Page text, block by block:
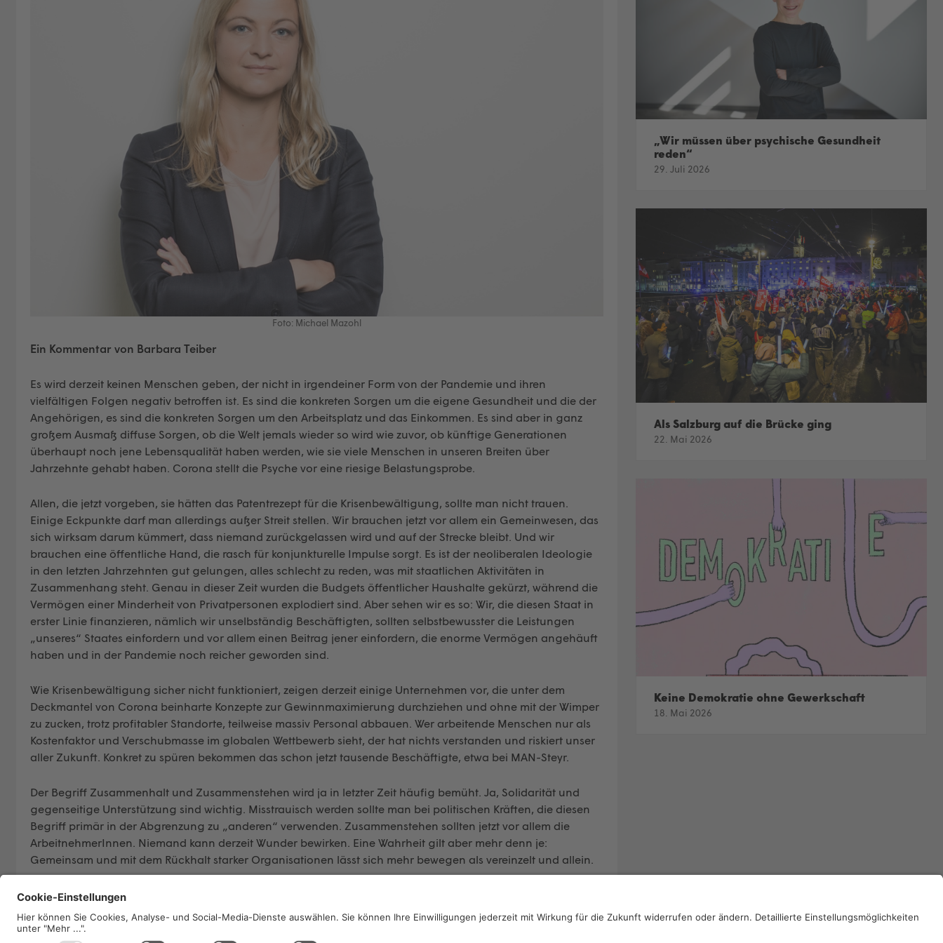
Foto: Michael Mazohl
Ein Kommentar von Barbara Teiber
Es wird derzeit keinen Menschen geben, der nicht in irgendeiner Form von der Pandemie und ihren
vielfältigen Folgen negativ betroffen ist. Es sind die konkreten Sorgen um die eigene Gesundheit und die der
Angehörigen, es sind die konkreten Sorgen um den Arbeitsplatz und das Einkommen. Es sind aber in ganz
großem Ausmaß diffuse Sorgen, ob die Welt jemals wieder so wird wie zuvor, ob künftige Generationen
überhaupt noch jene Lebensqualität haben werden, wie sie viele Menschen in unseren Breiten über
Jahrzehnte gehabt haben. Corona stellt die Psyche vor eine riesige Belastungsprobe.
Allen, die jetzt vorgeben, sie hätten das Patentrezept für die Krisenbewältigung, sollte man nicht trauen.
Einige Eckpunkte darf man allerdings außer Streit stellen. Wir brauchen jetzt vor allem ein Gemeinwesen, das
sich wirksam darum kümmert, dass niemand zurückgelassen wird und auf der Strecke bleibt. Und wir
brauchen eine öffentliche Hand, die rasch für konjunkturelle Impulse sorgt. Es ist der neoliberalen Ideologie
in den letzten Jahrzehnten gut gelungen, alles schlecht zu reden, was mit staatlichen Aktivitäten in
Zusammenhang steht. Genau in dieser Zeit wurden die Budgets öffentlicher Haushalte gekürzt, während die
Vermögen einer Minderheit von Privatpersonen explodiert sind. Aber sehen wir es so: Wir, die diesen Staat in
erster Linie finanzieren, nämlich wir unselbständig Beschäftigten, sollten selbstbewusster die Leistungen
„unseres“ Staates einfordern und vor allem einen Beitrag jener einfordern, die enorme Vermögen angehäuft
haben und in der Pandemie noch reicher geworden sind.
Wie Krisenbewältigung sicher nicht funktioniert, zeigen derzeit einige Unternehmen vor, die unter dem
Deckmantel von Corona beinharte Konzepte zur Gewinnmaximierung durchziehen und ohne mit der Wimper
zu zucken, trotz profitabler Standorte, teilweise massiv Personal abbauen. Wer arbeitende Menschen nur als
Kostenfaktor und Verschubmasse im globalen Wettbewerb sieht, der hat nichts verstanden und riskiert unser
aller Zukunft. Konkret zu spüren bekommen das schon jetzt tausende Beschäftigte, etwa bei MAN-Steyr.
Der Begriff Zusammenhalt und Zusammenstehen wird ja in letzter Zeit häufig bemüht. Ja, Solidarität und
gegenseitige Unterstützung sind wichtig. Misstrauisch werden sollte man bei politischen Kräften, die diesen
Begriff primär in der Abgrenzung zu „anderen“ verwenden. Zusammenstehen sollten jetzt vor allem die
ArbeitnehmerInnen. Niemand kann derzeit Wunder bewirken. Eine Wahrheit gilt aber mehr denn je:
Gemeinsam und mit dem Rückhalt starker Organisationen lässt sich mehr bewegen als vereinzelt und allein.
Arbeitsmarkt Barbara Teiber
„Wir müssen über psychische Gesundheit
reden“
29. Juli 2026
Als Salzburg auf die Brücke ging
22. Mai 2026
Keine Demokratie ohne Gewerkschaft
18. Mai 2026